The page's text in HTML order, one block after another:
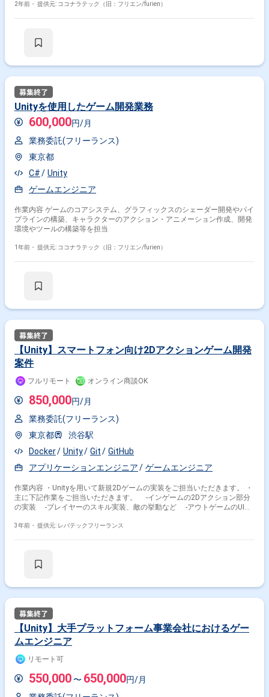
2年前・ 提供元: ココナラテック（旧：フリエン/furien）
Unityを使用したゲーム開発業務
600,000円/月
業務委託(フリーランス)
東京都
C#
Unity
ゲームエンジニア
作業内容 ゲームのコアシステム、グラフィックスのシェーダー開発やパイ
プラインの構築、キャラクターのアクション・アニメーション作成、開発
環境やツールの構築等を担当
1年前・ 提供元: ココナラテック（旧：フリエン/furien）
【Unity】スマートフォン向け2Dアクションゲーム開発
案件
フルリモート オンライン商談OK
850,000円/月
業務委託(フリーランス)
東京都
渋谷駅
Docker
Unity Git
GitHub
アプリケーションエンジニア
ゲームエンジニア
作業内容 ・Unityを用いて新規2Dゲームの実装をご担当いただきます。 ・
主に下記作業をご担当いただきます。 -インゲームの2Dアクション部分
の実装 -プレイヤーのスキル実装、敵の挙動など -アウトゲームのUI実
期についても意識する必要があります。
3年前・ 提供元: レバテックフリーランス
【Unity】大手プラットフォーム事業会社におけるゲー
ムエンジニア
リモート可
550,000 〜 650,000円/月